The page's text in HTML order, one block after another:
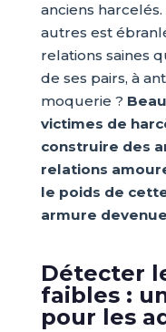
anciens
autres est
relations saines
de ses pairs, à
moquerie ?
victimes de
construire des
relations
le poids de
armure
Détecter
faibles :
pour les